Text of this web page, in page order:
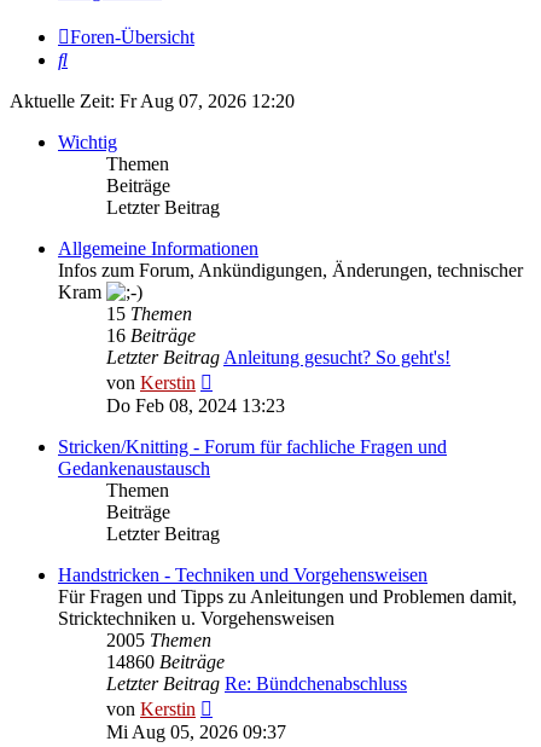
Foren-Übersicht
Suche
Aktuelle Zeit: Fr Aug 07, 2026 12:20
Wichtig
Themen
Beiträge
Letzter Beitrag
Allgemeine Informationen
Infos zum Forum, Ankündigungen, Änderungen, technischer
Kram
15 Themen
16 Beiträge
Letzter BeitragAnleitung gesucht? So geht's!
von Kerstin
Beitrag
Do Feb 08, 2024 13:23
Stricken/Knitting - Forum für fachliche Fragen und
Gedankenaustausch
Themen
Beiträge
Letzter Beitrag
Handstricken - Techniken und Vorgehensweisen
Für Fragen und Tipps zu Anleitungen und Problemen damit,
Stricktechniken u. Vorgehensweisen
2005 Themen
14860 Beiträge
Letzter Beitrag Re: Bündchenabschluss
von Kerstin
Beitrag
Mi Aug 05, 2026 09:37